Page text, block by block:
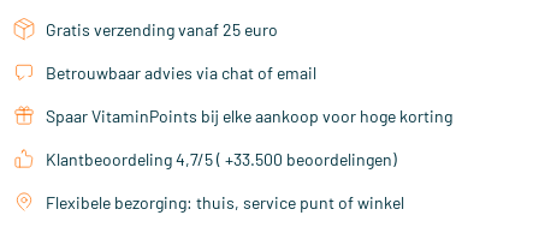
Gratis verzending vanaf 25 euro
Betrouwbaar advies via chat of email
Spaar VitaminPoints bij elke aankoop voor hoge korting
Klantbeoordeling 4,7/5 ( +33.500 beoordelingen)
Flexibele bezorging: thuis, service punt of winkel